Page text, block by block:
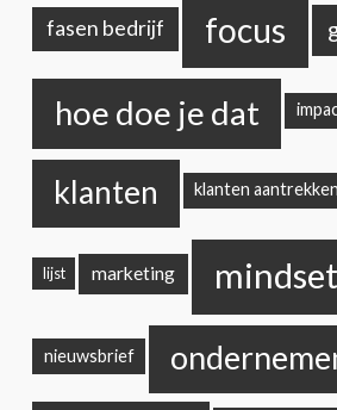
fasen bedrijf focus
hoe doe je dat
klanten klanten aantrekken
lijst marketing mindset
nieuwsbrief